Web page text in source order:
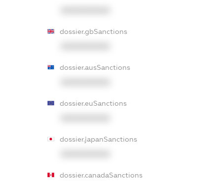
dossier.gbSanctions
dossier.ausSanctions
dossier.euSanctions
dossier.japanSanctions
dossier.canadaSanctions